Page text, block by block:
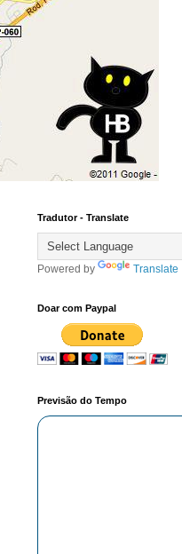
Tradutor - Translate
Powered by Translate
Doar com Paypal
Previsão do Tempo